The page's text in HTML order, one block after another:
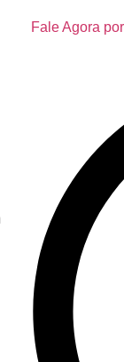
Fale Agora